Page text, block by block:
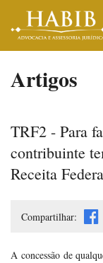
Artigos
TRF2 - Para
contribuinte
Receita
Compartilhar:
A concessão de